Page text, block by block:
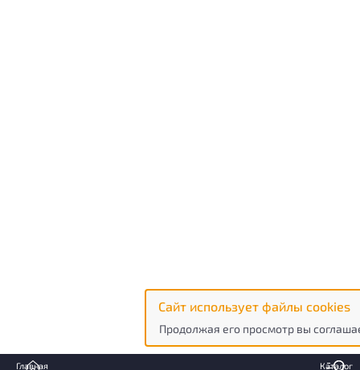
Сайт использует файлы cookies
Продолжая его просмотр вы
Главная Каталог